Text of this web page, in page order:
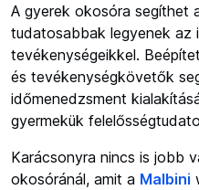
A gyerek okosóra segíthet
tudatosabbak legyenek az
tevékenységeikkel.
és tevékenységkövetők
időmenedzsment
gyermekük
Karácsonyra nincs is jobb
okosóránál, amit a Malbini